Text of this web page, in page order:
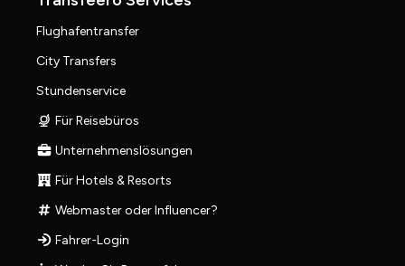
Flughafentransfer
City Transfers
Stundenservice
Für Reisebüros
Unternehmenslösungen
Für Hotels & Resorts
Webmaster oder Influencer?
Fahrer-Login